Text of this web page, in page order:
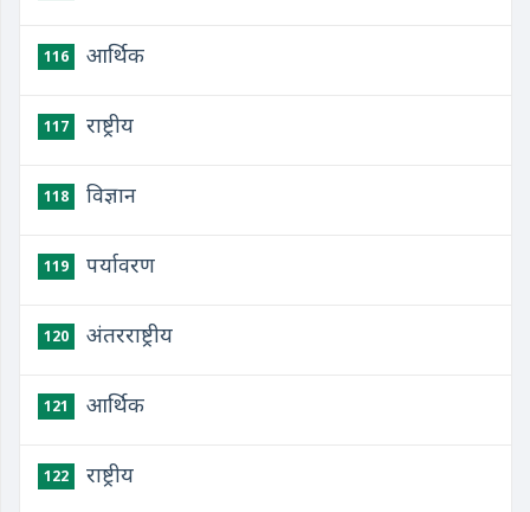
116 आर्थिक
117 राष्ट्रीय
118 विज्ञान
119 पर्यावरण
120 अंतरराष्ट्रीय
121 आर्थिक
122 राष्ट्रीय